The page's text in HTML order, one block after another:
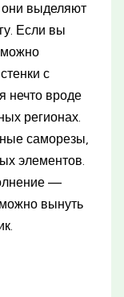
выделяют
Если вы
можно
с
нечто вроде
регионах.
саморезы,
элементов.
—
вынуть